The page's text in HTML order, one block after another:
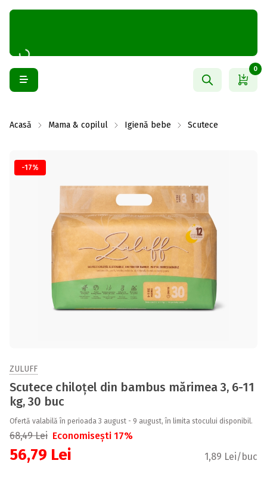
0
Acasă Mama & copilul Igienă bebe Scutece
-17%
ZULUFF
Scutece chiloțel din bambus mărimea 3, 6-11
kg, 30 buc
Ofertă valabilă în perioada 3 august - 9 august, în limita stocului disponibil.
68,49Lei Economisești 17%
56,79 Lei 1,89 Lei/buc